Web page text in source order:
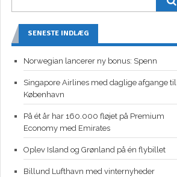
SENESTE INDLÆG
Norwegian lancerer ny bonus: Spenn
Singapore Airlines med daglige afgange til
København
På ét år har 160.000 fløjet på Premium
Economy med Emirates
Oplev Island og Grønland på én flybillet
Billund Lufthavn med vinternyheder